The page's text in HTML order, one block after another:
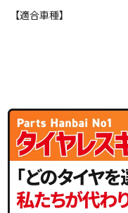
【適合車種】